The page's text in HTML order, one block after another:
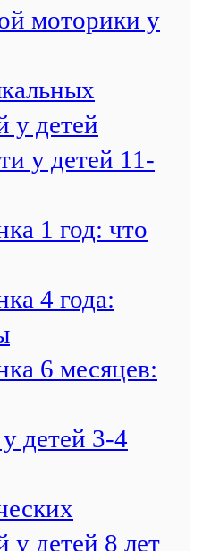
моторики у
у детей
у детей 11-
1 год: что
4 года:
6 месяцев:
детей 3-4
у детей 8 лет